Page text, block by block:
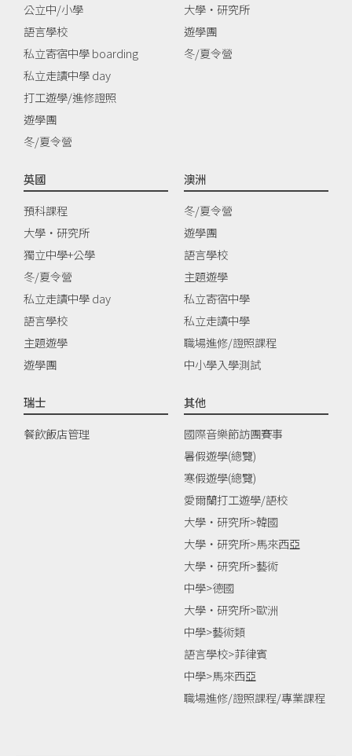
公立中/小學
語言學校
私立寄宿中學 boarding
私立走讀中學 day
打工遊學/進修證照
遊學團
冬/夏令營
大學‧研究所
遊學團
冬/夏令營
英國
預科課程
大學‧研究所
獨立中學+公學
冬/夏令營
私立走讀中學 day
語言學校
主題遊學
遊學團
澳洲
冬/夏令營
遊學團
語言學校
主題遊學
私立寄宿中學
私立走讀中學
職場進修/證照課程
中小學入學測試
瑞士
餐飲飯店管理
其他
國際音樂節訪團賽事
暑假遊學(總覽)
寒假遊學(總覽)
愛爾蘭打工遊學/語校
大學‧研究所>韓國
大學‧研究所>馬來西亞
大學‧研究所>藝術
中學>德國
大學‧研究所>歐洲
中學>藝術類
語言學校>菲律賓
中學>馬來西亞
職場進修/證照課程/專業課程